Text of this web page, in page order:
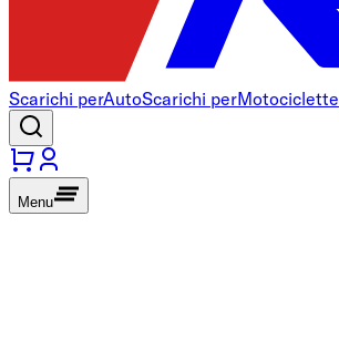
Scarichi perAutoScarichi perMotociclette
Menu